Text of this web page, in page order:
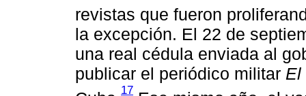
revistas que fueron
la excepción. El 22 de
una real cédula enviada al
publicar el periódico militar El
17